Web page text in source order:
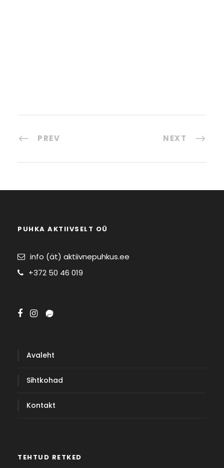
PREV NEXT
PUHKA AKTIIVSELT OÜ
info (ät) aktiivnepuhkus.ee
+372 50 46 019
Avaleht
Sihtkohad
Kontakt
TEHTUD RETKED